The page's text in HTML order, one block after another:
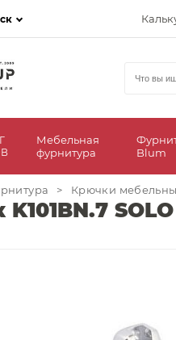
Мебельная
фурнитура
Blum
> Крючки
K101BN.7